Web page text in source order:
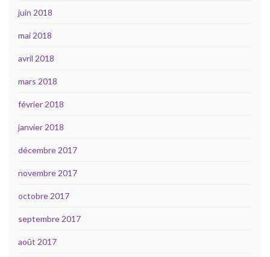
juin 2018
mai 2018
avril 2018
mars 2018
février 2018
janvier 2018
décembre 2017
novembre 2017
octobre 2017
septembre 2017
août 2017